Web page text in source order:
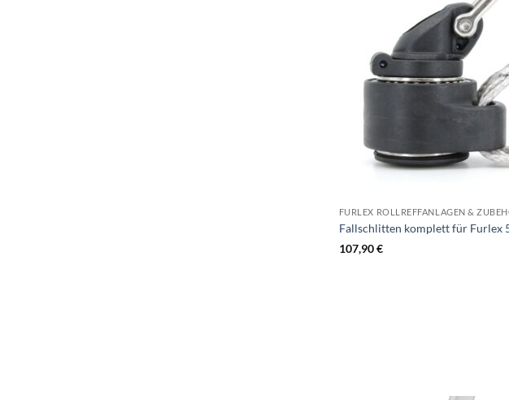
FURLEX ROLLREFFANLAGEN &
Fallschlitten komplett für Furlex
107,90€